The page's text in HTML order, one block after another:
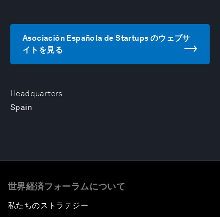
Headquarters
Spain
Asociación Española de Startups のウェブサ
イトを見る
世界経済フォーラムについて
私たちのストラテジー